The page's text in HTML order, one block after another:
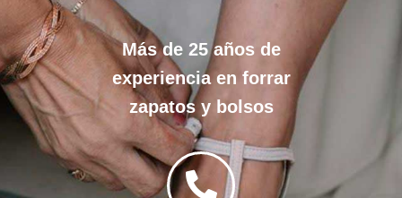
Más de 25 años de
experiencia en forrar
zapatos y bolsos